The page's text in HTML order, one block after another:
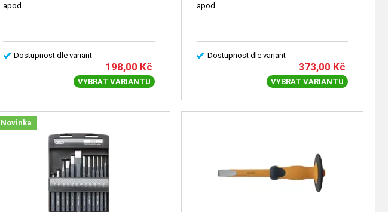
apod.
Dostupnost dle variant
198,00 Kč
VYBRAT VARIANTU
apod.
Dostupnost dle variant
373,00 Kč
VYBRAT VARIANTU
Novinka